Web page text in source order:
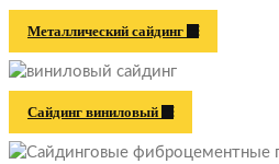
Металлический сайдинг
Сайдинг виниловый